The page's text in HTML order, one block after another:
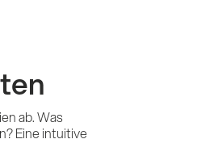
Impulse
ab. Was
Eine intuitive